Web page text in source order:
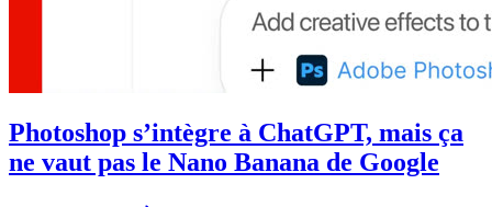
Photoshop s’intègre à ChatGPT, mais ça
ne vaut pas le Nano Banana de Google